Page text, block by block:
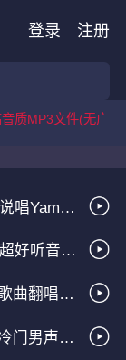
登录 注册
质MP3文件(无广
精选音乐》
特辑推荐》
音乐合集》
曲音乐》